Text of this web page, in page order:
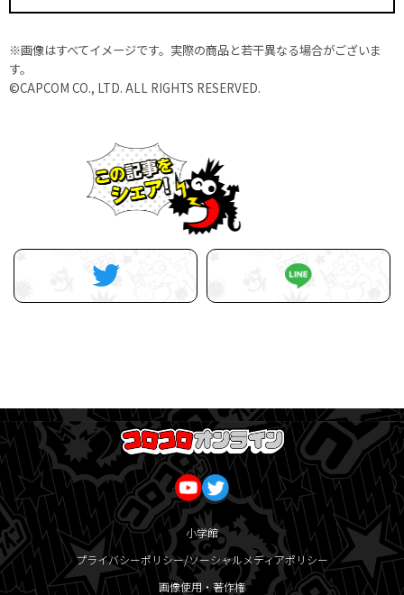
※画像はすべてイメージです。実際の商品と若干異なる場合がございま
す。
©CAPCOM CO., LTD. ALL RIGHTS RESERVED.
小学館
プライバシーポリシー/ソーシャルメディアポリシー
画像使用・著作権